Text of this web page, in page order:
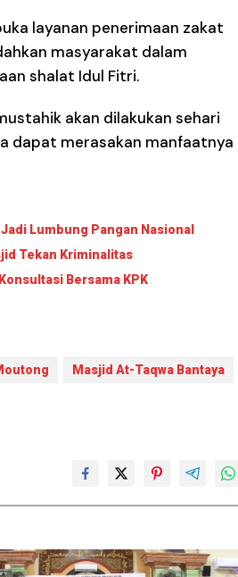
layanan penerimaan zakat
masyarakat dalam
shalat Idul Fitri.
akan dilakukan sehari
dapat merasakan manfaatnya
Lumbung Pangan Nasional
Tekan Kriminalitas
Bersama KPK
Masjid At-Taqwa Bantaya